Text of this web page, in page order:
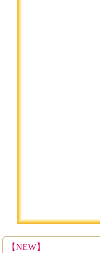
【NEW】